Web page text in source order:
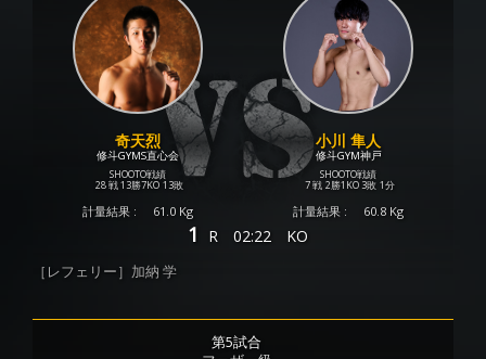
奇天烈
修斗GYMS直心会
SHOOTO戦績
28 戦 13勝7KO 13敗
計量結果 : 61.0 Kg
小川 隼人
修斗GYM神戸
SHOOTO戦績
7 戦 2勝1KO 3敗 1分
計量結果 : 60.8 Kg
1 R 02:22 KO
［レフェリー］加納 学
第5試合